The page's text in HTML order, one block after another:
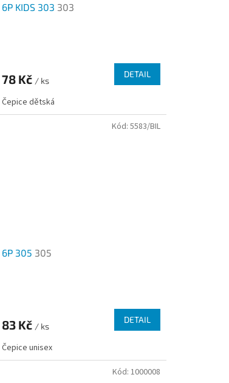
6P KIDS 303 303
je
z
5
78 Kč / ks
DETAIL
Čepice dětská
6P 305 305
je
z
5
83 Kč / ks
DETAIL
Čepice unisex
Kód: 5583/BIL
Kód: 1000008